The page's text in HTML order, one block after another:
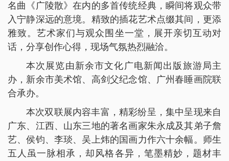
名曲《广陵散》在内的多首传统经典，瞬间将观众带
入宁静深远的意境。精致的插花艺术点缀其间，更添
雅致。艺术家们与观众围坐一堂，展开亲切互动对
话，分享创作心得，现场气氛热烈融洽。
本次展览由新余市文化广电新闻出版旅游局主
办，新余市美术馆、高剑父纪念馆、广州春睡画院联
合承办。
本次双联展内容丰富，精彩纷呈，集中呈现来自
广东、江西、山东三地的著名画家朱永成及其弟子詹
艺、侯钧、李琰、吴上炜的国画力作六十余幅。师生
五人虽一脉相承，却风格各异，笔墨精妙，题材丰